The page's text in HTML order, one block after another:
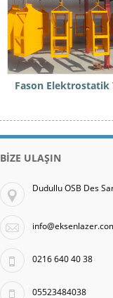
Fason Elektrostatik
BİZE ULAŞIN
Dudullu OSB Des
0216 640 40 38
05523484038